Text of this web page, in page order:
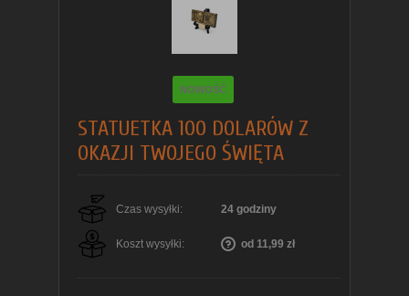
NOWOŚĆ
STATUETKA 100 DOLARÓW Z
OKAZJI TWOJEGO ŚWIĘTA
Czas wysyłki: 24 godziny
Koszt wysyłki: od 11,99 zł